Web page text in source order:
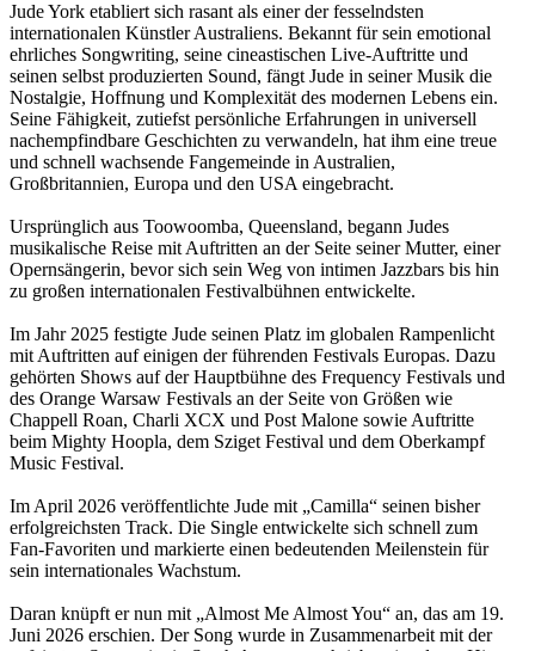
Jude York etabliert sich rasant als einer der fesselndsten
internationalen Künstler Australiens. Bekannt für sein emotional
ehrliches Songwriting, seine cineastischen Live-Auftritte und
seinen selbst produzierten Sound, fängt Jude in seiner Musik die
Nostalgie, Hoffnung und Komplexität des modernen Lebens ein.
Seine Fähigkeit, zutiefst persönliche Erfahrungen in universell
nachempfindbare Geschichten zu verwandeln, hat ihm eine treue
und schnell wachsende Fangemeinde in Australien,
Großbritannien, Europa und den USA eingebracht.
Ursprünglich aus Toowoomba, Queensland, begann Judes
musikalische Reise mit Auftritten an der Seite seiner Mutter, einer
Opernsängerin, bevor sich sein Weg von intimen Jazzbars bis hin
zu großen internationalen Festivalbühnen entwickelte.
Im Jahr 2025 festigte Jude seinen Platz im globalen Rampenlicht
mit Auftritten auf einigen der führenden Festivals Europas. Dazu
gehörten Shows auf der Hauptbühne des Frequency Festivals und
des Orange Warsaw Festivals an der Seite von Größen wie
Chappell Roan, Charli XCX und Post Malone sowie Auftritte
beim Mighty Hoopla, dem Sziget Festival und dem Oberkampf
Music Festival.
Im April 2026 veröffentlichte Jude mit „Camilla“ seinen bisher
erfolgreichsten Track. Die Single entwickelte sich schnell zum
Fan-Favoriten und markierte einen bedeutenden Meilenstein für
sein internationales Wachstum.
Daran knüpft er nun mit „Almost Me Almost You“ an, das am 19.
Juni 2026 erschien. Der Song wurde in Zusammenarbeit mit der